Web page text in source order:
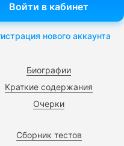
Биографии
Краткие содержания
Очерки
Сборник тестов
Войти в кабинет
нового аккаунта